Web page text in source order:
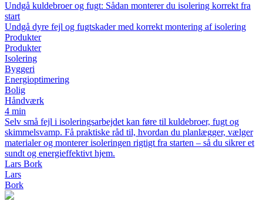
Undgå kuldebroer og fugt: Sådan monterer du isolering korrekt fra
start
Undgå dyre fejl og fugtskader med korrekt montering af isolering
Produkter
Produkter
Isolering
Byggeri
Energioptimering
Bolig
Håndværk
4 min
Selv små fejl i isoleringsarbejdet kan føre til kuldebroer, fugt og
skimmelsvamp. Få praktiske råd til, hvordan du planlægger, vælger
materialer og monterer isoleringen rigtigt fra starten – så du sikrer et
sundt og energieffektivt hjem.
Lars Bork
Lars
Bork